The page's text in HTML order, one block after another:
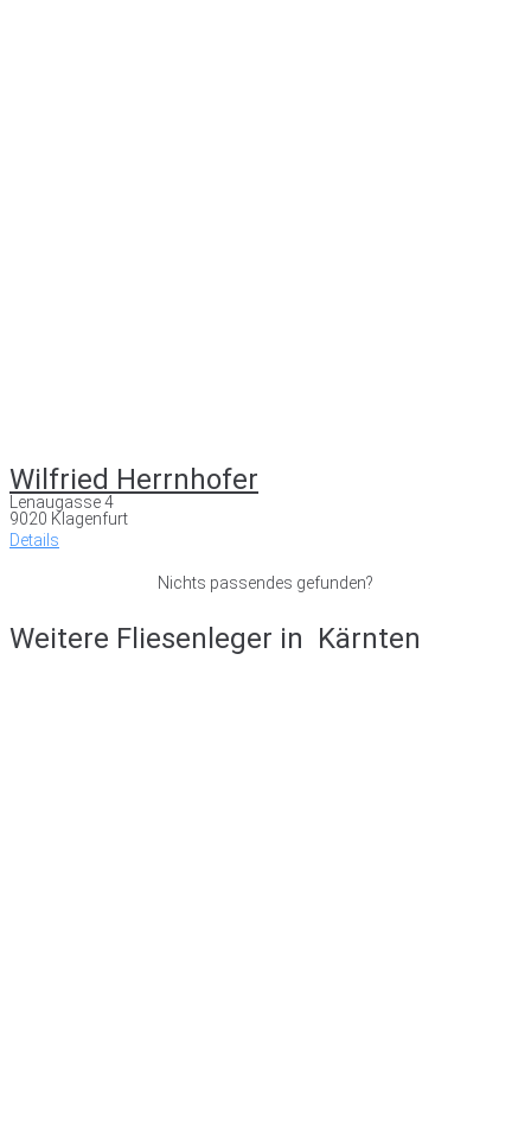
Wilfried Herrnhofer
Lenaugasse 4
9020 Klagenfurt
Details
Nichts passendes gefunden?
Weitere Fliesenleger in Kärnten